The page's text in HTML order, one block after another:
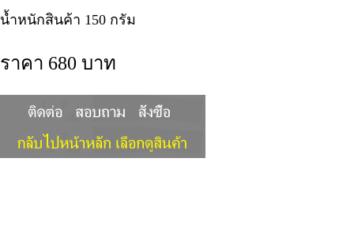
น้ำหนักสินค้า 150 กรัม
ราคา 680 บาท